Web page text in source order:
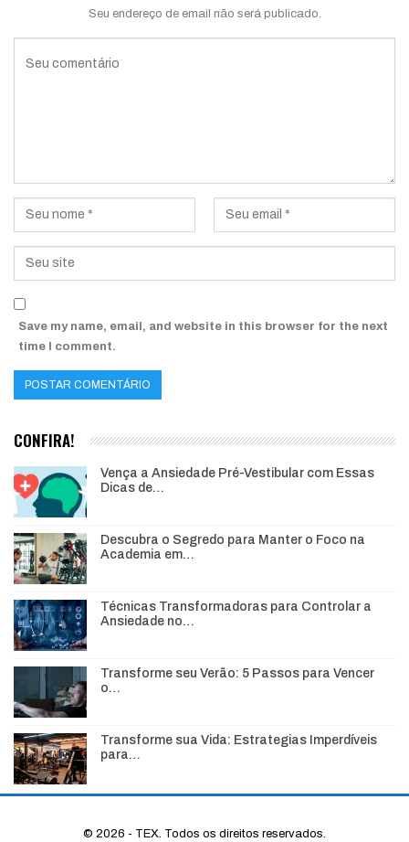
Seu endereço de email não será publicado.
Save my name, email, and website in this browser for the next
time I comment.
CONFIRA!
Vença a Ansiedade Pré-Vestibular com Essas
Dicas de…
Descubra o Segredo para Manter o Foco na
Academia em…
Técnicas Transformadoras para Controlar a
Ansiedade no…
Transforme seu Verão: 5 Passos para Vencer
o…
Transforme sua Vida: Estrategias Imperdíveis
para…
© 2026 - TEX. Todos os direitos reservados.